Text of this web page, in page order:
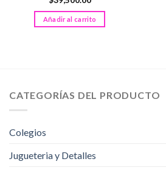
Añadir al carrito
CATEGORÍAS DEL PRODUCTO
Colegios
Jugueteria y Detalles